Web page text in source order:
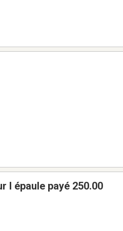
Bourse cuir se porte en sac a dos et sur l épaule payé 250.00